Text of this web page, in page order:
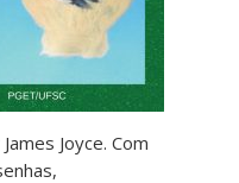
Joyce. Com